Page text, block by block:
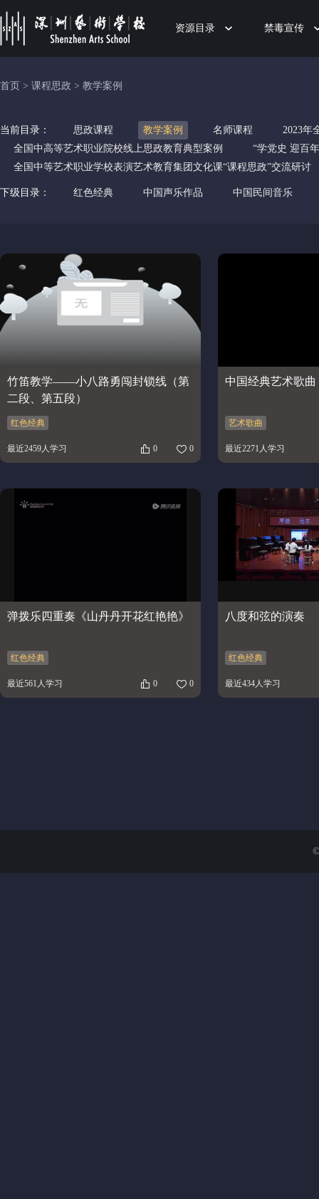
资源目录 禁毒宣传
首页 > 课程思政 > 教学案例
当前目录： 思政课程 教学案例 名师课程
2023年
全国中高等艺术职业院校线上思政教育典型案例
“学党史 迎百
全国中等艺术职业学校表演艺术教育集团文化课“课程思政”交流研讨
下级目录： 红色经典 中国声乐作品 中国民间音乐
竹笛教学——小八路勇闯封锁线（第
二段、第五段）
红色经典
最近2459人学习 0 0
中国经典艺术歌曲
艺术歌曲
最近2271人学习
弹拨乐四重奏《山丹丹开花红艳艳》
红色经典
最近561人学习 0 0
八度和弦的演奏
红色经典
最近434人学习